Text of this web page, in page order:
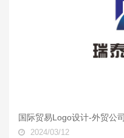
国际贸易Logo设计-外贸公
2024/03/12